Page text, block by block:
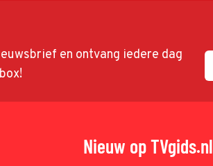
en ontvang iedere dag
Nieuw op TVgids.nl